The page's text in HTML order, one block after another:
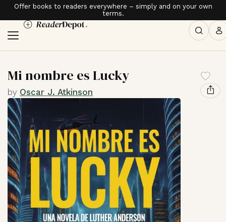
Offer books to readers everywhere – simply and on your own
terms.
Mi nombre es Lucky
by Oscar J. Atkinson